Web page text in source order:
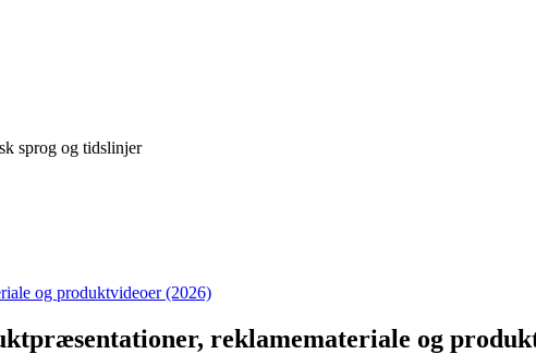
sprog og tidslinjer
og produktvideoer (2026)
reklamemateriale og